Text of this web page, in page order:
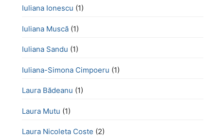
Iuliana Ionescu (1)
Iuliana Muscă (1)
Iuliana Sandu (1)
Iuliana-Simona Cimpoeru (1)
Laura Bădeanu (1)
Laura Mutu (1)
Laura Nicoleta Coste (2)